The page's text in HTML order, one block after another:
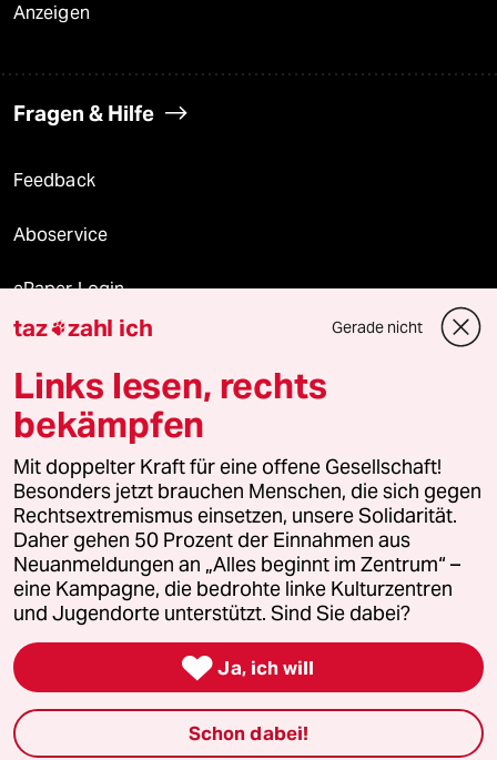
Anzeigen
Fragen & Hilfe
Feedback
Aboservice
ePaper Login
Downloads für Abonnierende
© 2026 taz Verlags und Vertriebs GmbH
Alle Rechte vorbehalten. Bei rechtlichen Fragen oder für Genehmigungen
wenden Sie sich bitte an
lizenzen@taz.de
Feedback Redaktionsstatut Kommune-Richtlinien
Leitlinie Informant Datenschutz Impressum AGB
Seitenwende Einwilligungen widerrufen (Ads)
taz zahl ich Gerade nicht
Links lesen, rechts
bekämpfen
Mit doppelter Kraft für eine offene Gesellschaft!
Besonders jetzt brauchen Menschen, die sich gegen
Rechtsextremismus einsetzen, unsere Solidarität.
Daher gehen 50 Prozent der Einnahmen aus
Neuanmeldungen an „Alles beginnt im Zentrum“ –
eine Kampagne, die bedrohte linke Kulturzentren
und Jugendorte unterstützt. Sind Sie dabei?
 Ja, ich will
Schon dabei!